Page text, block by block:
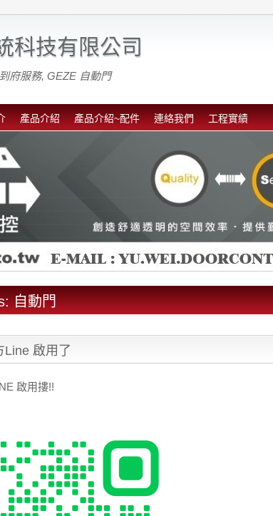
科技有限公司
府服務, GEZE 自動門
產品介紹 產品介紹~配件 連絡我們 工程實績
自動門
Line 啟用了
啟用摟!!